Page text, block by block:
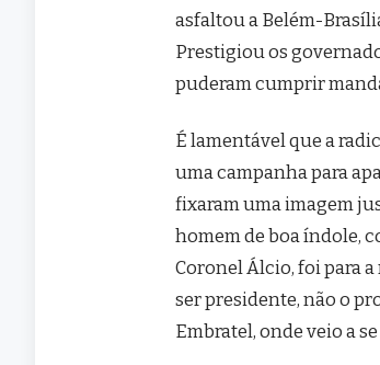
asfaltou a Belém-
Prestigiou os
puderam cumprir
É lamentável que a
uma campanha para
fixaram uma imagem
homem de boa índole,
Coronel Álcio, foi para
ser presidente, não o
Embratel, onde veio a